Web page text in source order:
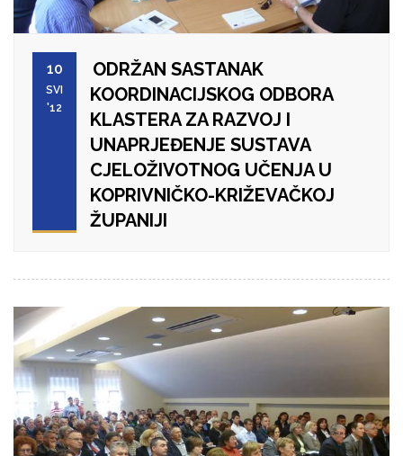
10
SVI
'12
ODRŽAN SASTANAK
KOORDINACIJSKOG ODBORA
KLASTERA ZA RAZVOJ I
UNAPRJEĐENJE SUSTAVA
CJELOŽIVOTNOG UČENJA U
KOPRIVNIČKO-KRIŽEVAČKOJ
ŽUPANIJI